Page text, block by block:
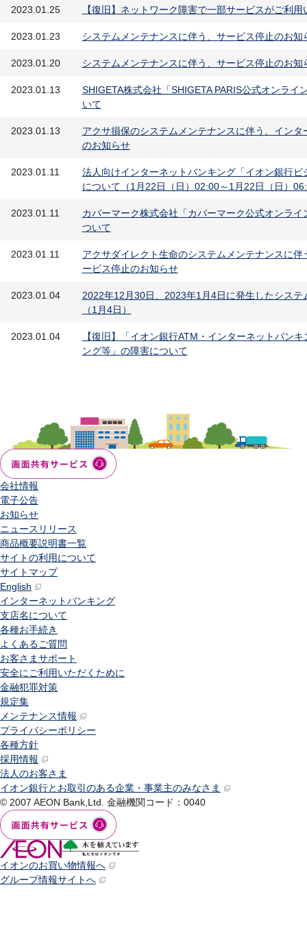
2023.01.25 【復旧】ネットワーク障害で一部サービスがご利
2023.01.23 システムメンテナンスに伴う、サービス停止のお
2023.01.20 システムメンテナンスに伴う、サービス停止のお
2023.01.13
SHIGETA株式会社「SHIGETA PARIS公式オンライ
いて
2023.01.13
アクサ損保のシステムメンテナンスに伴う、イン
のお知らせ
2023.01.11
法人向けインターネットバンキング「イオン銀行
について（1月22日（日）02:00～1月22日（日）
2023.01.11
カバーマーク株式会社「カバーマーク公式オンラ
ついて
2023.01.11
アクサダイレクト生命のシステムメンテナンスに
ービス停止のお知らせ
2023.01.04
2022年12月30日、2023年1月4日に発生したシス
（1月4日）
2023.01.04
【復旧】「イオン銀行ATM・インターネットバン
ング等」の障害について
会社情報
電子公告
お知らせ
ニュースリリース
商品概要説明書一覧
サイトの利用について
サイトマップ
English
インターネットバンキング
支店名について
各種お手続き
よくあるご質問
お客さまサポート
安全にご利用いただくために
金融犯罪対策
規定集
メンテナンス情報
プライバシーポリシー
各種方針
採用情報
法人のお客さま
イオン銀行とお取引のある企業・事業主のみなさま
© 2007 AEON Bank,Ltd. 金融機関コード：0040
イオンのお買い物情報へ
グループ情報サイトへ